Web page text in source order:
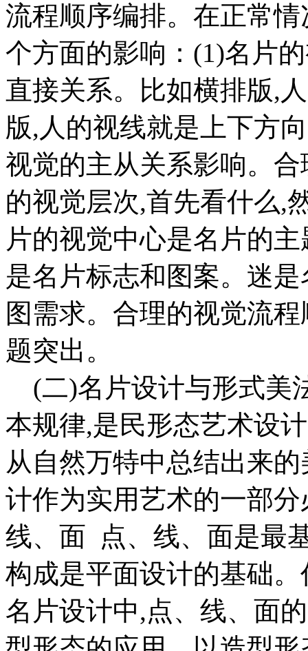
流程顺序编排。在正常
个方面的影响：(1)名片
直接关系。比如横排版,
版,人的视线就是上下方
视觉的主从关系影响。
的视觉层次,首先看什么,
片的视觉中心是名片的
是名片标志和图案。迷
图需求。合理的视觉流
题突出。
(二)名片设计与形式美
本规律,是民形态艺术设
从自然万特中总结出来
计作为实用艺术的一部
线、面 点、线、面是最
构成是平面设计的基础
名片设计中,点、线、面